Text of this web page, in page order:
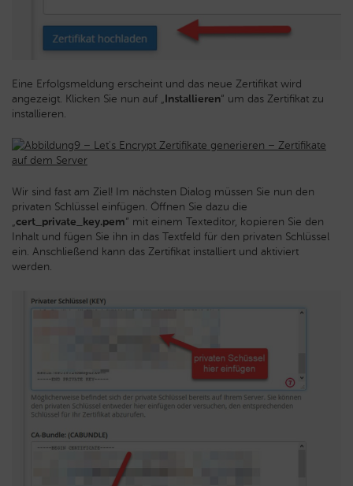
Eine Erfolgsmeldung erscheint und das neue Zertifikat wird
angezeigt. Klicken Sie nun auf „Installieren“ um das Zertifikat zu
installieren.
Wir sind fast am Ziel! Im nächsten Dialog müssen Sie nun den
privaten Schlüssel einfügen. Öffnen Sie dazu die
„cert_private_key.pem“ mit einem Texteditor, kopieren Sie den
Inhalt und fügen Sie ihn in das Textfeld für den privaten Schlüssel
ein. Anschließend kann das Zertifikat installiert und aktiviert
werden.